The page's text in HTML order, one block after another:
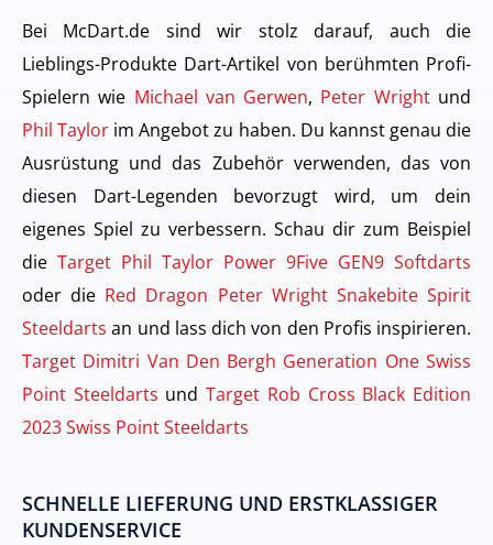
Bei McDart.de sind wir stolz darauf, auch die
Lieblings-Produkte Dart-Artikel von berühmten Profi-
Spielern wie Michael van Gerwen, Peter Wrightund
Phil Taylor im Angebot zu haben. Du kannst genau die
Ausrüstung und das Zubehör verwenden, das von
diesen Dart-Legenden bevorzugt wird, um dein
eigenes Spiel zu verbessern. Schau dir zum Beispiel
die Target Phil Taylor Power 9Five GEN9 Softdarts
oder die Red Dragon Peter Wright Snakebite Spirit
Steeldarts an und lass dich von den Profis inspirieren.
Target Dimitri Van Den Bergh Generation One Swiss
Point Steeldarts undTarget Rob Cross Black Edition
2023 Swiss Point Steeldarts
SCHNELLE LIEFERUNG UND ERSTKLASSIGER
KUNDENSERVICE